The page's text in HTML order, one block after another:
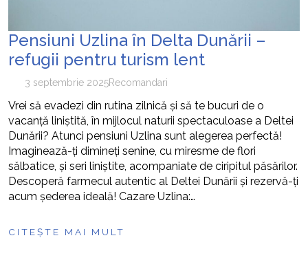
Pensiuni Uzlina în Delta Dunării –
refugii pentru turism lent
3 septembrie 2025Recomandari
Vrei să evadezi din rutina zilnică și să te bucuri de o
vacanță liniștită, în mijlocul naturii spectaculoase a Deltei
Dunării? Atunci pensiuni Uzlina sunt alegerea perfectă!
Imaginează-ți dimineți senine, cu miresme de flori
sălbatice, și seri liniștite, acompaniate de ciripitul păsărilor.
Descoperă farmecul autentic al Deltei Dunării și rezervă-ți
acum șederea ideală! Cazare Uzlina:…
CITEȘTE MAI MULT